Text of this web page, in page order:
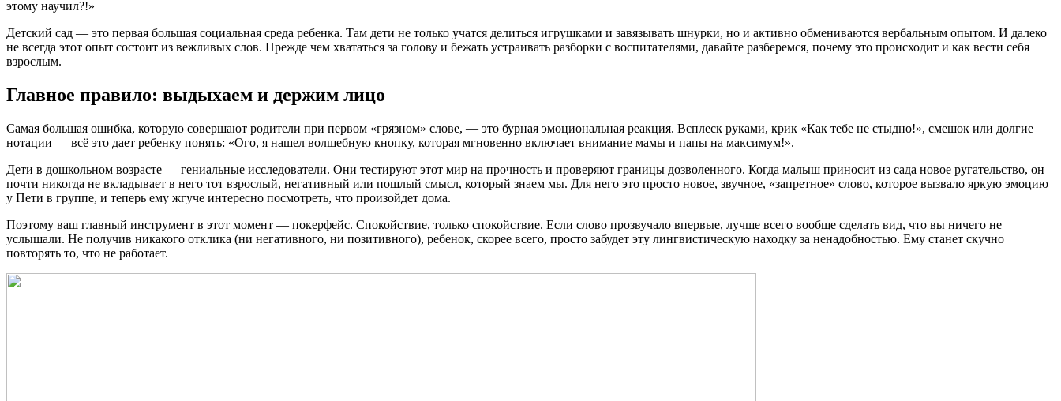
этому научил?!»
Детский сад — это первая большая социальная среда ребенка. Там дети не только учатся делиться игрушками и завязывать шнурки, но и активно обмениваются вербальным опытом. И далеко
не всегда этот опыт состоит из вежливых слов. Прежде чем хвататься за голову и бежать устраивать разборки с воспитателями, давайте разберемся, почему это происходит и как вести себя
взрослым.
Главное правило: выдыхаем и держим лицо
Самая большая ошибка, которую совершают родители при первом «грязном» слове, — это бурная эмоциональная реакция. Всплеск руками, крик «Как тебе не стыдно!», смешок или долгие
нотации — всё это дает ребенку понять: «Ого, я нашел волшебную кнопку, которая мгновенно включает внимание мамы и папы на максимум!».
Дети в дошкольном возрасте — гениальные исследователи. Они тестируют этот мир на прочность и проверяют границы дозволенного. Когда малыш приносит из сада новое ругательство, он
почти никогда не вкладывает в него тот взрослый, негативный или пошлый смысл, который знаем мы. Для него это просто новое, звучное, «запретное» слово, которое вызвало яркую эмоцию
у Пети в группе, и теперь ему жгуче интересно посмотреть, что произойдет дома.
Поэтому ваш главный инструмент в этот момент — покерфейс. Спокойствие, только спокойствие. Если слово прозвучало впервые, лучше всего вообще сделать вид, что вы ничего не
услышали. Не получив никакого отклика (ни негативного, ни позитивного), ребенок, скорее всего, просто забудет эту лингвистическую находку за ненадобностью. Ему станет скучно
повторять то, что не работает.